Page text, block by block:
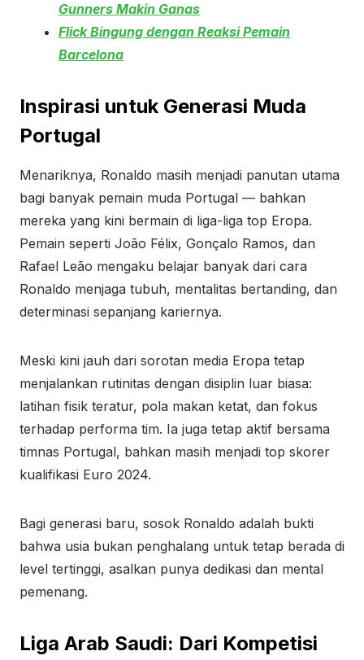
Gunners Makin Ganas
Flick Bingung dengan Reaksi Pemain
Barcelona
Inspirasi untuk Generasi Muda
Portugal
Menariknya, Ronaldo masih menjadi panutan utama
bagi banyak pemain muda Portugal — bahkan
mereka yang kini bermain di liga-liga top Eropa.
Pemain seperti João Félix, Gonçalo Ramos, dan
Rafael Leão mengaku belajar banyak dari cara
Ronaldo menjaga tubuh, mentalitas bertanding, dan
determinasi sepanjang kariernya.
Meski kini jauh dari sorotan media Eropa tetap
menjalankan rutinitas dengan disiplin luar biasa:
latihan fisik teratur, pola makan ketat, dan fokus
terhadap performa tim. Ia juga tetap aktif bersama
timnas Portugal, bahkan masih menjadi top skorer
kualifikasi Euro 2024.
Bagi generasi baru, sosok Ronaldo adalah bukti
bahwa usia bukan penghalang untuk tetap berada di
level tertinggi, asalkan punya dedikasi dan mental
pemenang.
Liga Arab Saudi: Dari Kompetisi